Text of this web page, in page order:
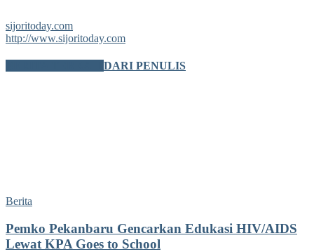
sijoritoday.com
http://www.sijoritoday.com
DARI PENULIS
Berita
Pemko Pekanbaru Gencarkan Edukasi HIV/AIDS
Lewat KPA Goes to School